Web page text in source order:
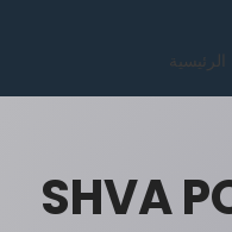
SHVA